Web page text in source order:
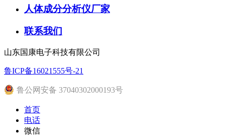
人体成分分析仪厂家
联系我们
山东国康电子科技有限公司
鲁ICP备16021555号-21
鲁公网安备 37040302000193号
首页
电话
微信